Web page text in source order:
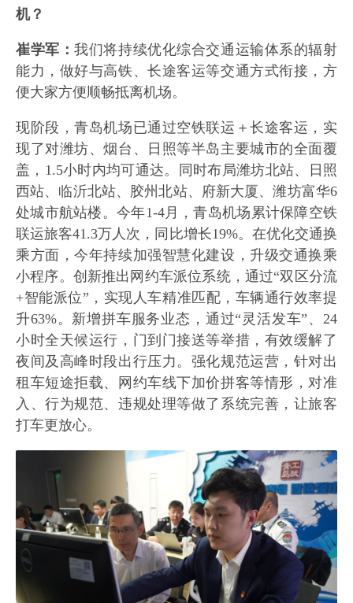
机？
崔学军：我们将持续优化综合交通运输体系的辐射
能力，做好与高铁、长途客运等交通方式衔接，方
便大家方便顺畅抵离机场。
现阶段，青岛机场已通过空铁联运＋长途客运，实
现了对潍坊、烟台、日照等半岛主要城市的全面覆
盖，1.5小时内均可通达。同时布局潍坊北站、日照
西站、临沂北站、胶州北站、府新大厦、潍坊富华6
处城市航站楼。今年1-4月，青岛机场累计保障空铁
联运旅客41.3万人次，同比增长19%。在优化交通换
乘方面，今年持续加强智慧化建设，升级交通换乘
小程序。创新推出网约车派位系统，通过“双区分流
+智能派位”，实现人车精准匹配，车辆通行效率提
升63%。新增拼车服务业态，通过“灵活发车”、24
小时全天候运行，门到门接送等举措，有效缓解了
夜间及高峰时段出行压力。强化规范运营，针对出
租车短途拒载、网约车线下加价拼客等情形，对准
入、行为规范、违规处理等做了系统完善，让旅客
打车更放心。